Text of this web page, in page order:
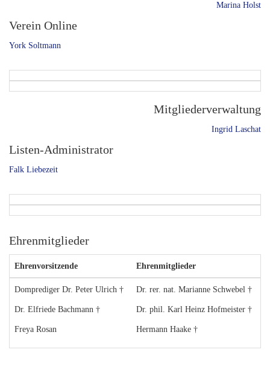
Marina Holst
Verein Online
York Soltmann
Mitgliederverwaltung
Ingrid Laschat
Listen-Administrator
Falk Liebezeit
Ehrenmitglieder
Ehrenvorsitzende Ehrenmitglieder
Domprediger Dr. Peter Ulrich †
Dr. Elfriede Bachmann †
Freya Rosan
Dr. rer. nat. Marianne Schwebel †
Dr. phil. Karl Heinz Hofmeister †
Hermann Haake †